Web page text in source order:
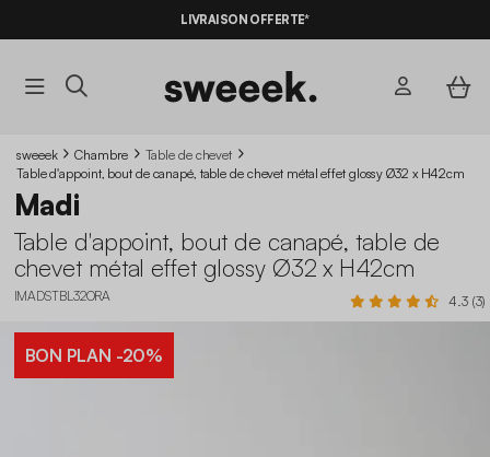
LIVRAISON OFFERTE*
sweeek Chambre
Table de chevet
Table d'appoint, bout de canapé, table de chevet métal effet glossy Ø32 x H42cm
Madi
Table d'appoint, bout de canapé, table de
chevet métal effet glossy Ø32 x H42cm
IMADSTBL32ORA 4.3 (3)
BON PLAN -20%